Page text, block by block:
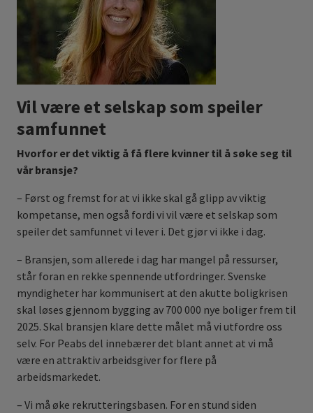
Vil være et selskap som speiler
samfunnet
Hvorfor er det viktig å få flere kvinner til å søke seg til
vår bransje?
– Først og fremst for at vi ikke skal gå glipp av viktig
kompetanse, men også fordi vi vil være et selskap som
speiler det samfunnet vi lever i. Det gjør vi ikke i dag.
– Bransjen, som allerede i dag har mangel på ressurser,
står foran en rekke spennende utfordringer. Svenske
myndigheter har kommunisert at den akutte boligkrisen
skal løses gjennom bygging av 700 000 nye boliger frem til
2025. Skal bransjen klare dette målet må vi utfordre oss
selv. For Peabs del innebærer det blant annet at vi må
være en attraktiv arbeidsgiver for flere på
arbeidsmarkedet.
– Vi må øke rekrutteringsbasen. For en stund siden